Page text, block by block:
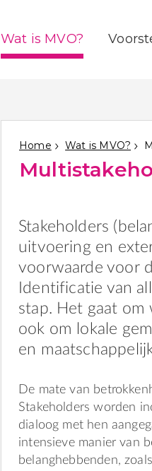
Wat is MVO?
Home Wat is MVO?
Stakeholders
uitvoering en
voorwaarde voor
Identificatie van
stap. Het gaat om
ook om lokale
en
De mate van
Stakeholders worden
dialoog met hen
intensieve manier van
belanghebbenden,